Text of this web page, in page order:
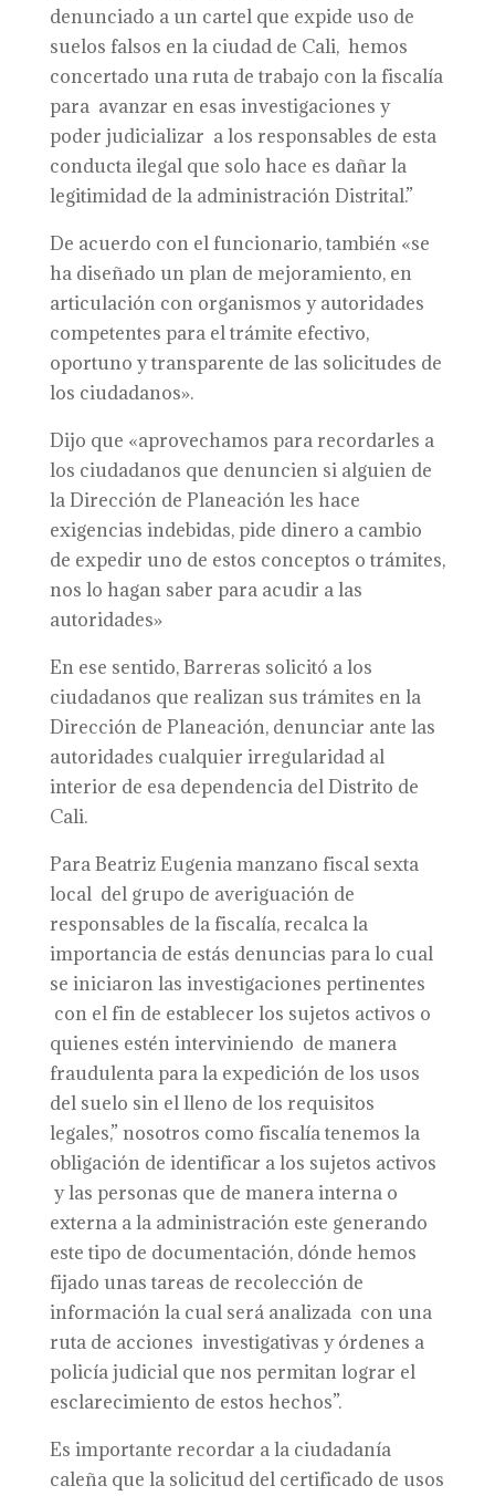
denunciado a un cartel que expide uso de
suelos falsos en la ciudad de Cali, hemos
concertado una ruta de trabajo con la fiscalía
para avanzar en esas investigaciones y
poder judicializar a los responsables de esta
conducta ilegal que solo hace es dañar la
legitimidad de la administración Distrital.”
De acuerdo con el funcionario, también «se
ha diseñado un plan de mejoramiento, en
articulación con organismos y autoridades
competentes para el trámite efectivo,
oportuno y transparente de las solicitudes de
los ciudadanos».
Dijo que «aprovechamos para recordarles a
los ciudadanos que denuncien si alguien de
la Dirección de Planeación les hace
exigencias indebidas, pide dinero a cambio
de expedir uno de estos conceptos o trámites,
nos lo hagan saber para acudir a las
autoridades»
En ese sentido, Barreras solicitó a los
ciudadanos que realizan sus trámites en la
Dirección de Planeación, denunciar ante las
autoridades cualquier irregularidad al
interior de esa dependencia del Distrito de
Cali.
Para Beatriz Eugenia manzano fiscal sexta
local del grupo de averiguación de
responsables de la fiscalía, recalca la
importancia de estás denuncias para lo cual
se iniciaron las investigaciones pertinentes
con el fin de establecer los sujetos activos o
quienes estén interviniendo de manera
fraudulenta para la expedición de los usos
del suelo sin el lleno de los requisitos
legales,” nosotros como fiscalía tenemos la
obligación de identificar a los sujetos activos
y las personas que de manera interna o
externa a la administración este generando
este tipo de documentación, dónde hemos
fijado unas tareas de recolección de
información la cual será analizada con una
ruta de acciones investigativas y órdenes a
policía judicial que nos permitan lograr el
esclarecimiento de estos hechos”.
Es importante recordar a la ciudadanía
caleña que la solicitud del certificado de usos